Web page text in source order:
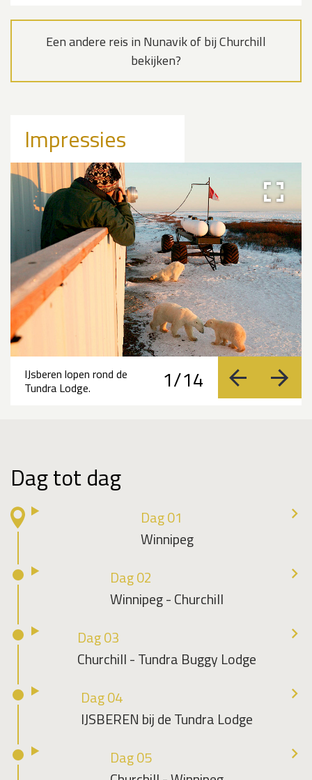
Een andere reis in Nunavik of bij Churchill
bekijken?
Impressies
1/14 vorige
IJsberen lopen rond de
Tundra Lodge.
Dag tot dag
Dag 01
Winnipeg
Dag 02
Winnipeg - Churchill
Dag 03
Churchill - Tundra Buggy Lodge
Dag 04
IJSBEREN bij de Tundra Lodge
Dag 05